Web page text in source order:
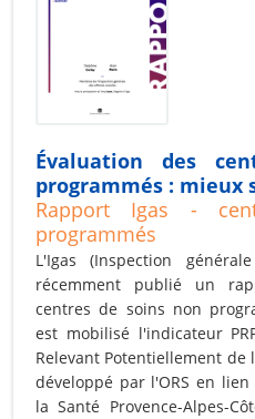
Évaluation des
programmés : mieux
Rapport Igas -
programmés
L'Igas (Inspection
récemment publié un
centres de soins non
est mobilisé l'indicateur
Relevant Potentiellement de
développé par l'ORS en lien
la Santé Provence-Alpes-